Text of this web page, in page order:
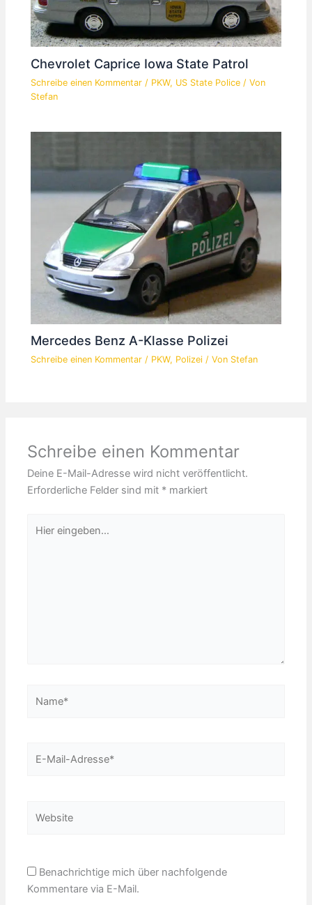
Chevrolet Caprice Iowa State Patrol
Schreibe einen Kommentar / PKW, US State Police / Von
Stefan
Mercedes Benz A-Klasse Polizei
Schreibe einen Kommentar / PKW, Polizei / Von Stefan
Schreibe einen Kommentar
Deine E-Mail-Adresse wird nicht veröffentlicht.
Erforderliche Felder sind mit * markiert
eingeben…
Benachrichtige mich über nachfolgende
Kommentare via E-Mail.